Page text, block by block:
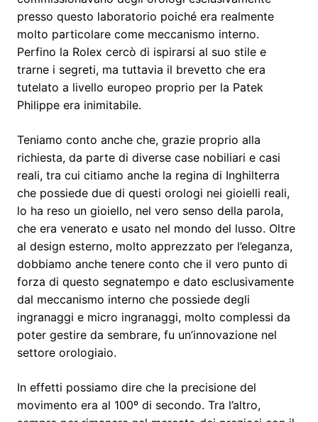
presso questo laboratorio poiché era realmente
molto particolare come meccanismo interno.
Perfino la Rolex cercò di ispirarsi al suo stile e
trarne i segreti, ma tuttavia il brevetto che era
tutelato a livello europeo proprio per la Patek
Philippe era inimitabile.
Teniamo conto anche che, grazie proprio alla
richiesta, da parte di diverse case nobiliari e casi
reali, tra cui citiamo anche la regina di Inghilterra
che possiede due di questi orologi nei gioielli reali,
lo ha reso un gioiello, nel vero senso della parola,
che era venerato e usato nel mondo del lusso. Oltre
al design esterno, molto apprezzato per l’eleganza,
dobbiamo anche tenere conto che il vero punto di
forza di questo segnatempo e dato esclusivamente
dal meccanismo interno che possiede degli
ingranaggi e micro ingranaggi, molto complessi da
poter gestire da sembrare, fu un’innovazione nel
settore orologiaio.
In effetti possiamo dire che la precisione del
movimento era al 100º di secondo. Tra l’altro,